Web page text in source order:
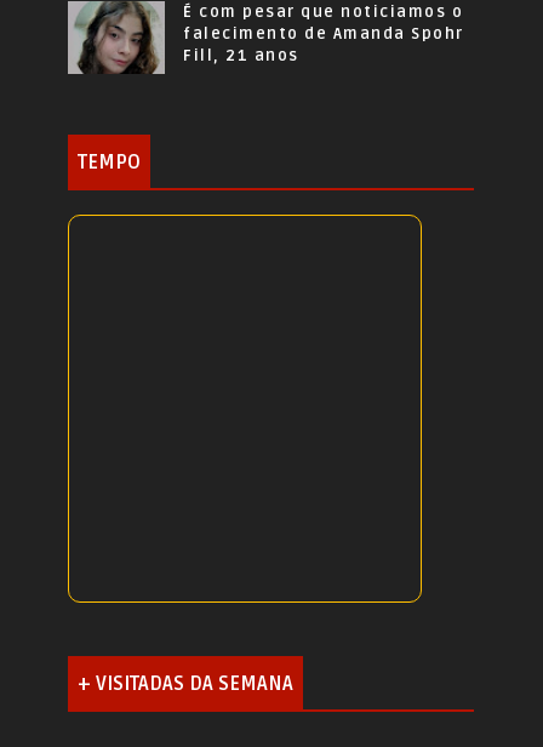
É com pesar que noticiamos o
falecimento de Amanda Spohr
Fill, 21 anos
TEMPO
+ VISITADAS DA SEMANA